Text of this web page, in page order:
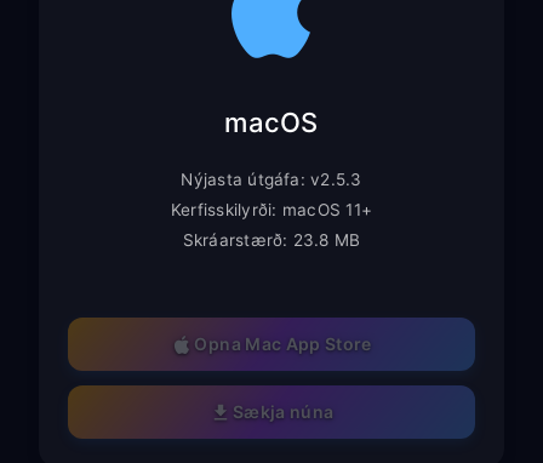
macOS
Nýjasta útgáfa: v2.5.3
Kerfisskilyrði: macOS 11+
Skráarstærð: 23.8 MB
Opna Mac App Store
Sækja núna